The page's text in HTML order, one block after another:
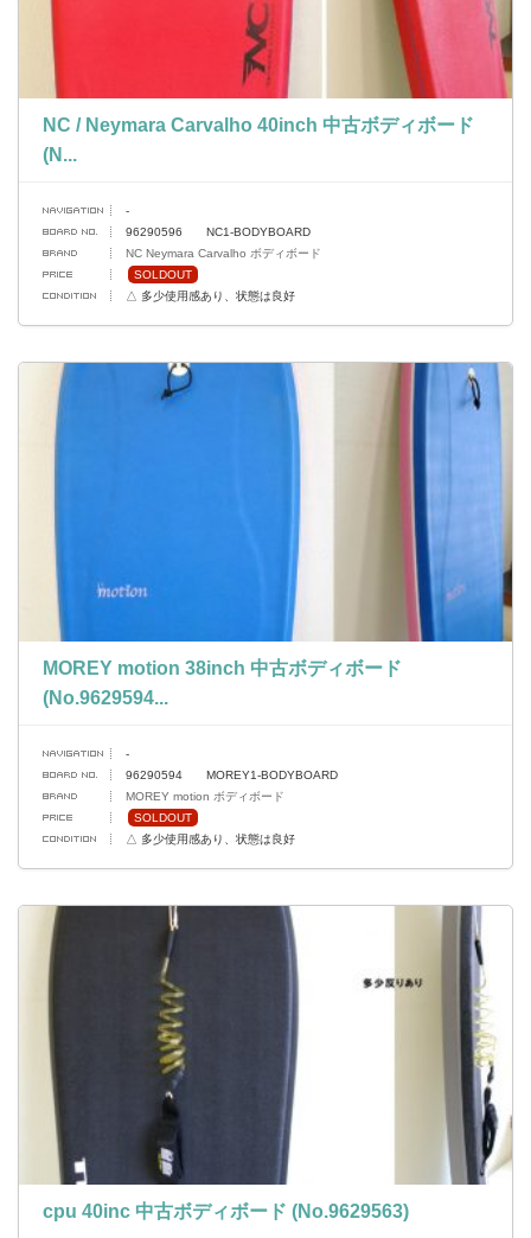
NC / Neymara Carvalho 40inch 中古ボディボード
(N...
-
96290596 NC1-BODYBOARD
NC Neymara Carvalho ボディボード
SOLDOUT
△ 多少使用感あり、状態は良好
MOREY motion 38inch 中古ボディボード
(No.9629594...
-
96290594 MOREY1-BODYBOARD
MOREY motion ボディボード
SOLDOUT
△ 多少使用感あり、状態は良好
cpu 40inc 中古ボディボード (No.9629563)